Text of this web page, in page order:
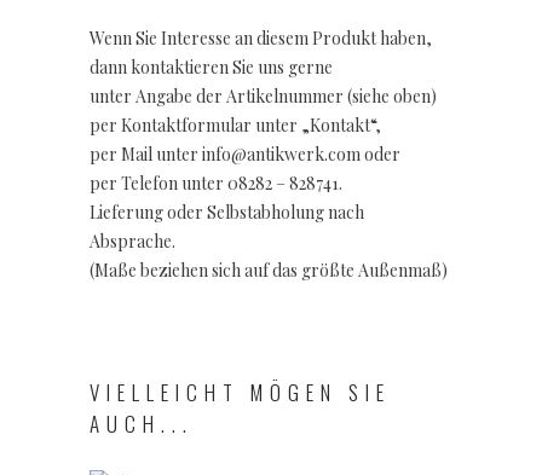
Wenn Sie Interesse an diesem Produkt haben,
dann kontaktieren Sie uns gerne
unter Angabe der Artikelnummer (siehe oben)
per Kontaktformular unter „Kontakt“,
per Mail unter info@antikwerk.com oder
per Telefon unter 08282 – 828741.
Lieferung oder Selbstabholung nach
Absprache.
(Maße beziehen sich auf das größte Außenmaß)
VIELLEICHT MÖGEN SIE
AUCH...